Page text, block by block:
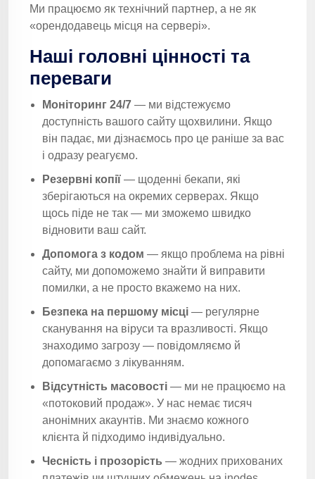
Ми працюємо як технічний партнер, а не як
«орендодавець місця на сервері».
Наші головні цінності та
переваги
Моніторинг 24/7 — ми відстежуємо
доступність вашого сайту щохвилини. Якщо
він падає, ми дізнаємось про це раніше за вас
і одразу реагуємо.
Резервні копії — щоденні бекапи, які
зберігаються на окремих серверах. Якщо
щось піде не так — ми зможемо швидко
відновити ваш сайт.
Допомога з кодом — якщо проблема на рівні
сайту, ми допоможемо знайти й виправити
помилки, а не просто вкажемо на них.
Безпека на першому місці — регулярне
сканування на віруси та вразливості. Якщо
знаходимо загрозу — повідомляємо й
допомагаємо з лікуванням.
Відсутність масовості — ми не працюємо на
«потоковий продаж». У нас немає тисяч
анонімних акаунтів. Ми знаємо кожного
клієнта й підходимо індивідуально.
Чесність і прозорість — жодних прихованих